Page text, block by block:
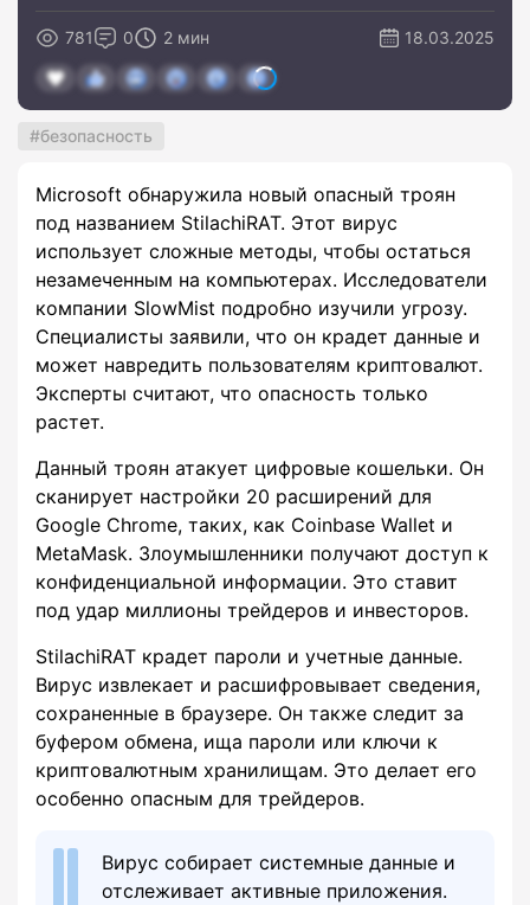
781 0 2 мин 18.03.2025
безопасность
Microsoft обнаружила новый опасный троян
под названием StilachiRAT. Этот вирус
использует сложные методы, чтобы остаться
незамеченным на компьютерах. Исследователи
компании SlowMist подробно изучили угрозу.
Специалисты заявили, что он крадет данные и
может навредить пользователям криптовалют.
Эксперты считают, что опасность только
растет.
Данный троян атакует цифровые кошельки. Он
сканирует настройки 20 расширений для
Google Chrome, таких, как Coinbase Wallet и
MetaMask. Злоумышленники получают доступ к
конфиденциальной информации. Это ставит
под удар миллионы трейдеров и инвесторов.
StilachiRAT крадет пароли и учетные данные.
Вирус извлекает и расшифровывает сведения,
сохраненные в браузере. Он также следит за
буфером обмена, ища пароли или ключи к
криптовалютным хранилищам. Это делает его
особенно опасным для трейдеров.
Вирус собирает системные данные и
отслеживает активные приложения.